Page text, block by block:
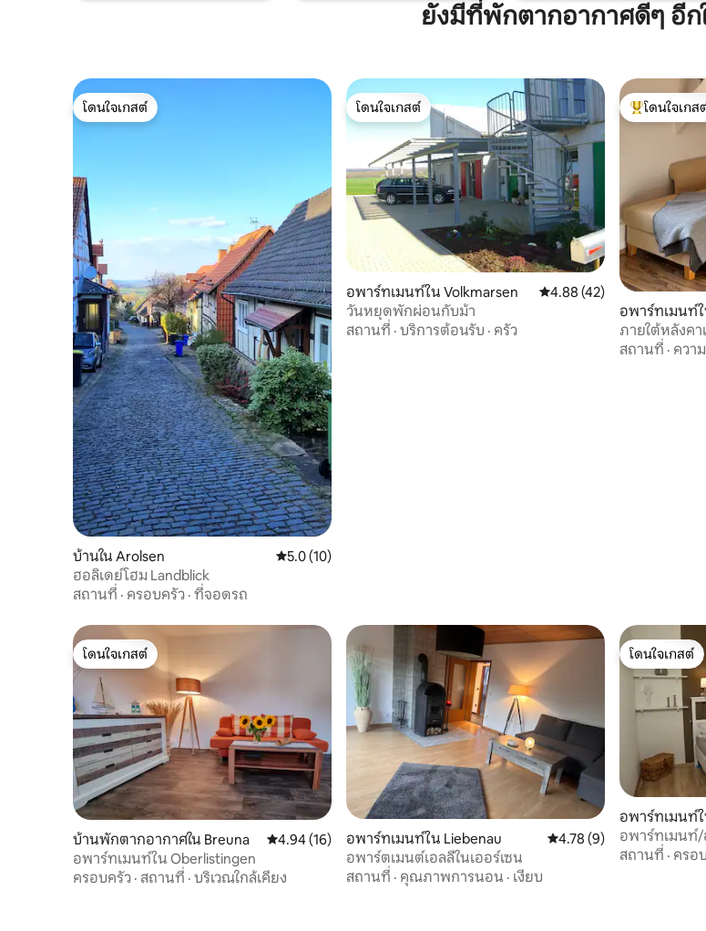
ยังมีที่พักตากอากาศดีๆ อีก
โดนใจเกสต์
โดนใจเกสต์
บ้านใน Arolsen คะแนนเฉลี่ย 5.0 จาก 5, 10 รีวิว
5.0 (10)
ฮอลิเดย์โฮม Landblick
สถานที่ · ครอบครัว · ที่จอดรถ
โดนใจเกสต์
โดนใจเกสต์
อพาร์ทเมนท์ใน Volkmarsen คะแนนเฉลี่ย 4.88 จาก 5, 42
4.88 (42)
วันหยุดพักผ่อนกับม้า
สถานที่ · บริการต้อนรับ · ครัว
โดนใจเกสต์
โดนใจเกส
อพาร์ทเมนท์ใ
ภายใต้หลังคา
สถานที่ · ควา
โดนใจเกสต์
โดนใจเกสต์
บ้านพักตากอากาศใน Breuna คะแนนเฉลี่ย 4.94 จาก 5, 16 รีวิว
4.94 (16)
อพาร์ทเมนท์ใน Oberlistingen
ครอบครัว · สถานที่ · บริเวณใกล้เคียง
อพาร์ทเมนท์ใน Liebenau คะแนนเฉลี่ย 4.78 จาก 5, 9
4.78 (9)
อพาร์ตเมนต์เอลลี่ในเออร์เซน
สถานที่ · คุณภาพการนอน · เงียบ
โดนใจเกสต์
โดนใจเกสต์
อพาร์ทเมนท์ใ
อพาร์ทเมนท์/
สถานที่ · ครอ